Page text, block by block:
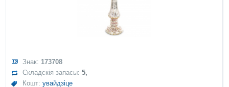
Знак: 173708
Складскія запасы:5,
Кошт:увайдзіце